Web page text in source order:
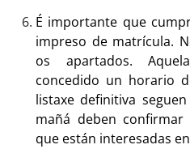
É importante que
impreso de matrícula.
os apartados.
concedido un horario
listaxe definitiva
mañá deben
que están interesadas